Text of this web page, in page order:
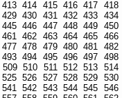
413 414 415 416 417 418
429 430 431 432 433 434
445 446 447 448 449 450
461 462 463 464 465 466
477 478 479 480 481 482
493 494 495 496 497 498
509 510 511 512 513 514
525 526 527 528 529 530
541 542 543 544 545 546